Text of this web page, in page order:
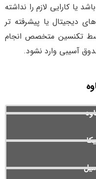
یا کارایی لازم را نداشته
دیجیتال یا پیشرفته تر
تکنسین متخصص انجام
آسیبی وارد نشود.